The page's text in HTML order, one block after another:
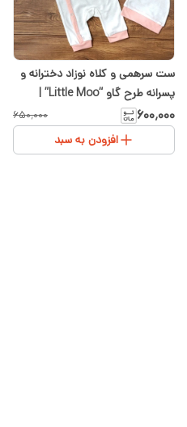
ست سرهمی و کلاه نوزاد دخترانه و
پسرانه طرح گاو “Little Moo” |
سایز۱ و ۲ | سفید گلبهی
۶۰۰٬۰۰۰ ۶۵۰٬۰۰۰
افزودن به سبد